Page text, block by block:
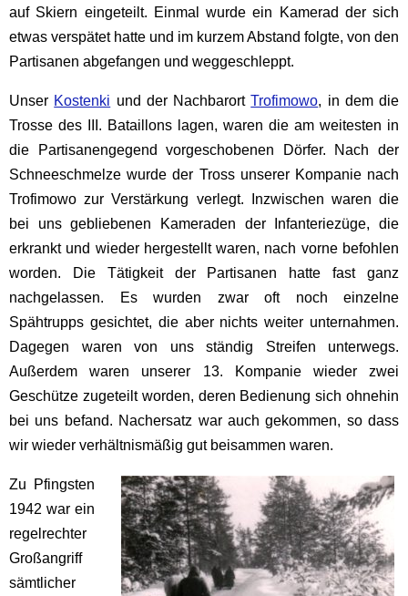
auf Skiern eingeteilt. Einmal wurde ein Kamerad der sich
etwas verspätet hatte und im kurzem Abstand folgte, von den
Partisanen abgefangen und weggeschleppt.
Unser Kostenki und der NachbarortTrofimowo, in dem die
Trosse des III. Bataillons lagen, waren die am weitesten in
die Partisanengegend vorgeschobenen Dörfer. Nach der
Schneeschmelze wurde der Tross unserer Kompanie nach
Trofimowo zur Verstärkung verlegt. Inzwischen waren die
bei uns gebliebenen Kameraden der Infanteriezüge, die
erkrankt und wieder hergestellt waren, nach vorne befohlen
worden. Die Tätigkeit der Partisanen hatte fast ganz
nachgelassen. Es wurden zwar oft noch einzelne
Spähtrupps gesichtet, die aber nichts weiter unternahmen.
Dagegen waren von uns ständig Streifen unterwegs.
Außerdem waren unserer 13. Kompanie wieder zwei
Geschütze zugeteilt worden, deren Bedienung sich ohnehin
bei uns befand. Nachersatz war auch gekommen, so dass
wir wieder verhältnismäßig gut beisammen waren.
Zu Pfingsten
1942 war ein
regelrechter
Großangriff
sämtlicher